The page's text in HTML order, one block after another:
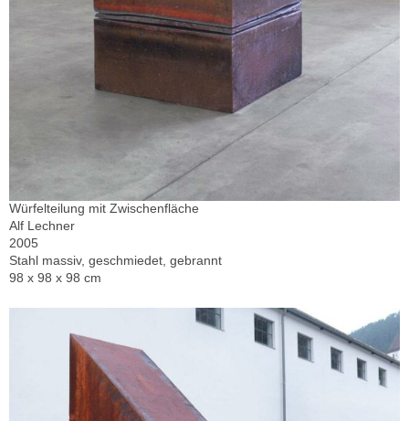
Würfelteilung mit Zwischenfläche
Alf Lechner
2005
Stahl massiv, geschmiedet, gebrannt
98 x 98 x 98 cm